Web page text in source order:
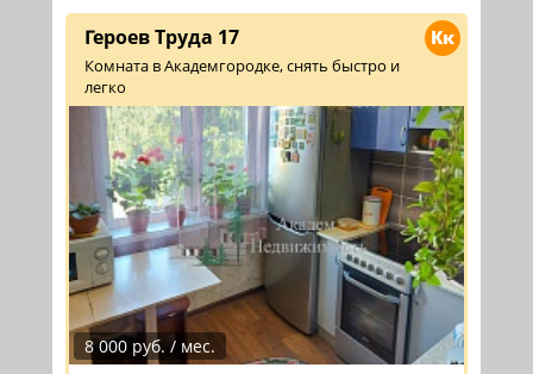
Кк
Героев Труда 17
Комната в Академгородке, снять быстро и
легко
8 000 руб. / мес.